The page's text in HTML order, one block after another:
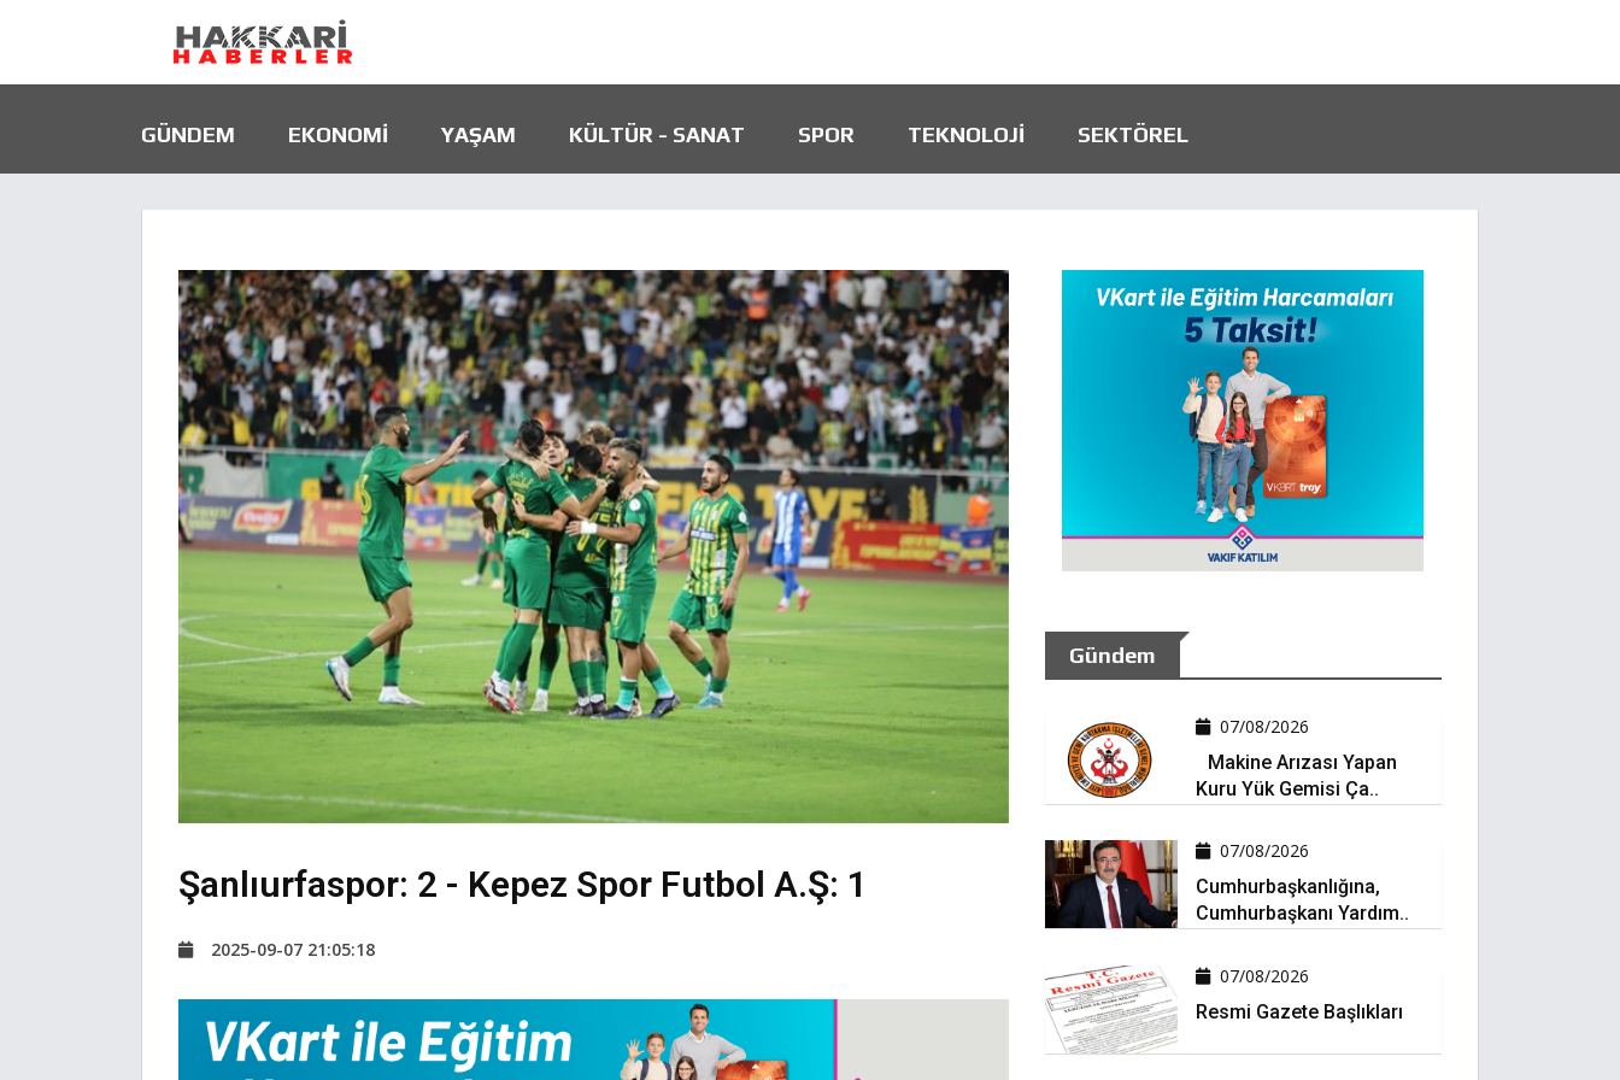
GÜNDEM EKONOMI YAŞAM KÜLTÜR - SANAT SPOR TEKNOLOJI SEKTÖREL
Şanlıurfaspor: 2 - Kepez Spor Futbol A.Ş: 1
2025-09-07 21:05:18
Gündem
07/08/2026
Makine Arızası Yapan
Kuru Yük Gemisi Ça..
07/08/2026
Cumhurbaşkanlığına,
Cumhurbaşkanı Yardım..
07/08/2026
Resmi Gazete Başlıkları